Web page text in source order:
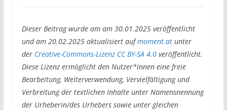
Dieser Beitrag wurde am am 30.01.2025 veröffentlicht
und am 20.02.2025 aktualisiert aufmoment.atunter
der Creative-Commons-Lizenz CC BY-SA 4.0veröffentlicht.
Diese Lizenz ermöglicht den Nutzer*innen eine freie
Bearbeitung, Weiterverwendung, Vervielfältigung und
Verbreitung der textlichen Inhalte unter Namensnennung
der Urheberin/des Urhebers sowie unter gleichen